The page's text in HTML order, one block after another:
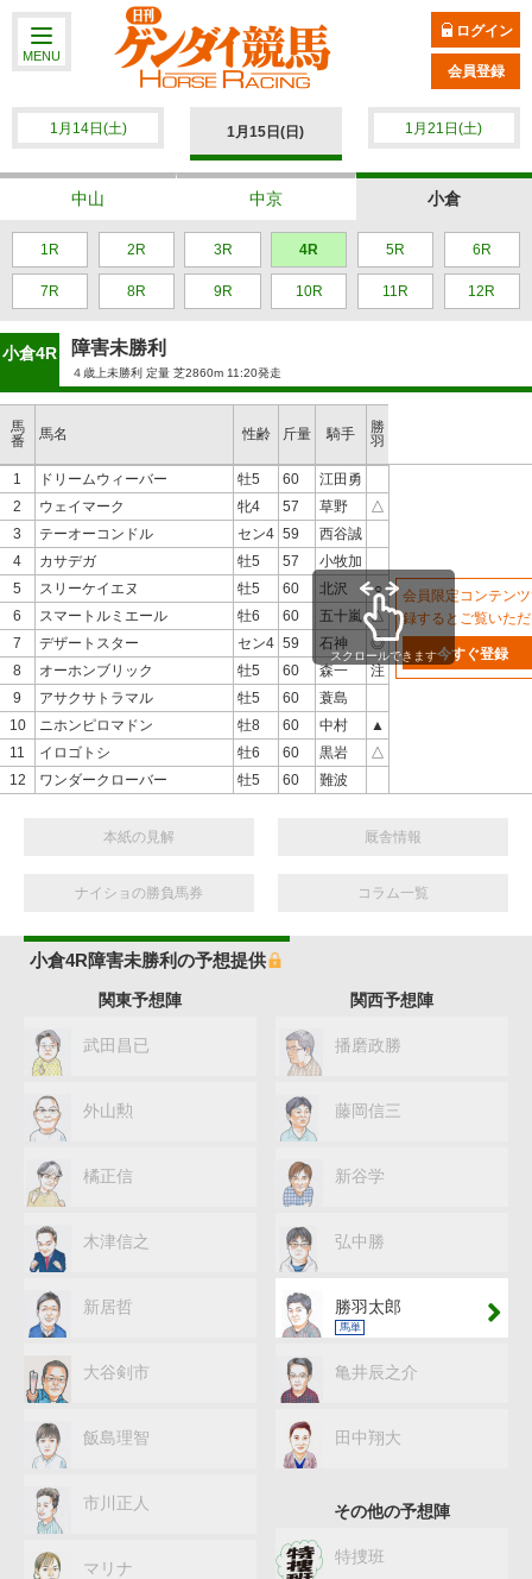
MENU
ログイン
会員登録
1月14日(土) 1月15日(日) 1月21日(土)
中山 中京 小倉
1R 2R 3R 4R 5R 6R
7R 8R 9R 10R 11R 12R
小倉4R 障害未勝利
４歳上未勝利 定量 芝2860m 11:20発走
馬
番
馬名
1
ドリームウィーバー
2
ウェイマーク
3
テーオーコンドル
4
カサデガ
5
スリーケイエヌ
6
スマートルミエール
7
デザートスター
8
オーホンブリック
9
アサクサトラマル
10
ニホンピロマドン
11
イロゴトシ
12
ワンダークローバー
性齢 斤量 騎手
勝
羽
会員限定コンテン
録するとご覧いた
今すぐ登録
牡5 60
江田勇
牝4
57 草野
△
セン4 59
西谷誠
牡5
57
小牧加
牡5
60 北沢
○
牡6
60 五十嵐 △
セン4 59 石神
◎
牡5
60 森一
注
牡5
60
蓑島
牡8
60 中村
▲
牡6
60 黒岩
△
牡5
60 難波
スクロールできます
本紙の見解 厩舎情報
ナイショの勝負馬券 コラム一覧
小倉4R障害未勝利の予想提供
関東予想陣
武田昌已
外山勲
橘正信
木津信之
新居哲
大谷剣市
飯島理智
市川正人
マリナ
関西予想陣
播磨政勝
藤岡信三
新谷学
弘中勝
勝羽太郎
馬単
亀井辰之介
田中翔大
その他の予想陣
特捜班